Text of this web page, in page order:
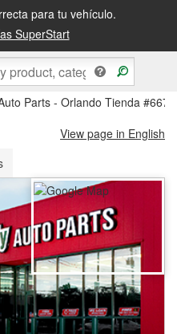
para tu vehículo.
SuperStart
o recógela en la tienda
Parts - Orlando Tienda #6676
View page in English